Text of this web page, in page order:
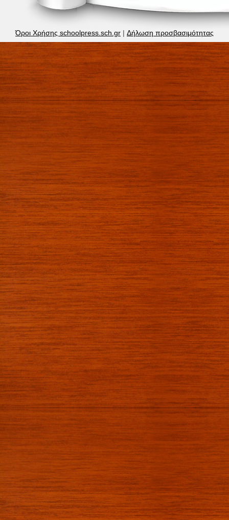
Όροι Χρήσης schoolpress.sch.gr | Δήλωση προσβασιμότητας